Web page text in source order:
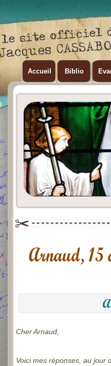
Accueil Biblio
Cher Arnaud,
Voici mes réponses, au jour